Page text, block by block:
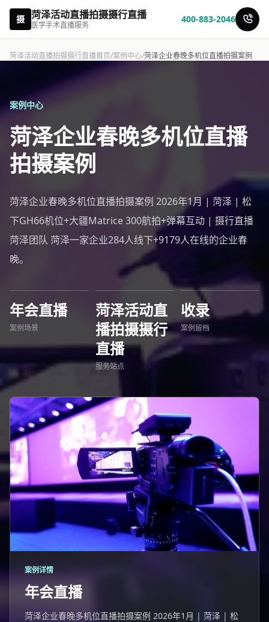
摄 菏泽活动直播拍摄摄行直播
医学手术直播服务
400-883-2046
菏泽活动直播拍摄摄行直播首页/案例中心/菏泽企业春晚多机位直播拍摄案例
案例中心
菏泽企业春晚多机位直播
拍摄案例
菏泽企业春晚多机位直播拍摄案例 2026年1月 | 菏泽 | 松
下GH66机位+大疆Matrice 300航拍+弹幕互动 | 摄行直播
菏泽团队 菏泽一家企业284人线下+9179人在线的企业春
晚。
年会直播
案例场景
菏泽活动直
播拍摄摄行
直播
服务站点
收录
案例留档
案例详情
年会直播
菏泽企业春晚多机位直播拍摄案例 2026年1月 | 菏泽 | 松